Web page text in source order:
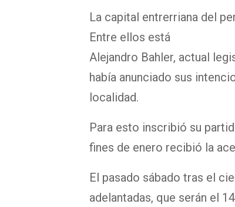
La capital entrerriana del
Entre ellos está
Alejandro Bahler, actual
había anunciado sus
localidad.
Para esto inscribió su
fines de enero recibió la
El pasado sábado tras el
adelantadas, que serán el